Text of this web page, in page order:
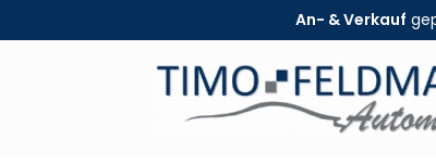
An- & Verkauf